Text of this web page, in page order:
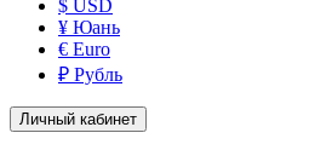
$ USD
¥ Юань
€ Euro
₽ Рубль
Личный кабинет